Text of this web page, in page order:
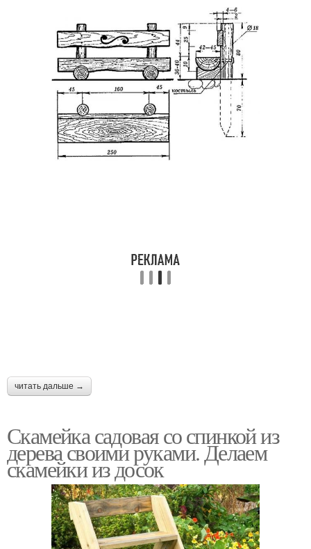
Скамейка за пару
Металлические
скамейки
Скамейка без спинки
читать дальше →
Скамейка садовая со спинкой из
дерева своими руками. Делаем
скамейки из досок